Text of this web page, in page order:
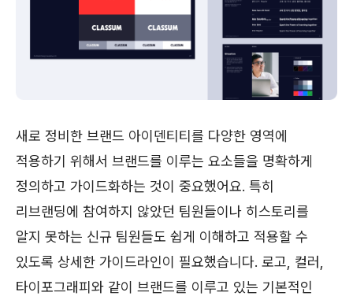
새로 정비한 브랜드 아이덴티티를 다양한 영역에
적용하기 위해서 브랜드를 이루는 요소들을 명확하게
정의하고 가이드화하는 것이 중요했어요. 특히
리브랜딩에 참여하지 않았던 팀원들이나 히스토리를
알지 못하는 신규 팀원들도 쉽게 이해하고 적용할 수
있도록 상세한 가이드라인이 필요했습니다. 로고, 컬러,
타이포그래피와 같이 브랜드를 이루고 있는 기본적인